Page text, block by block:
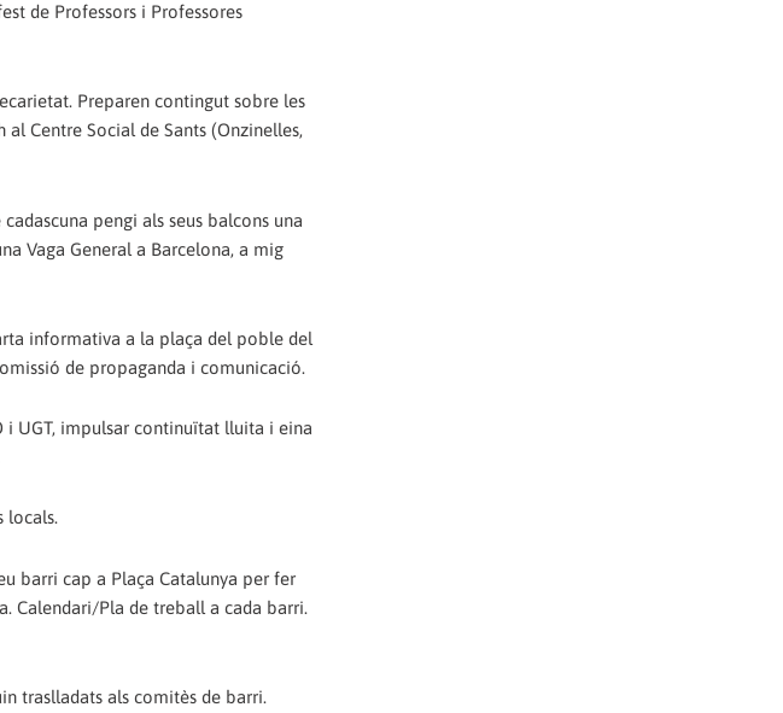
de Professors i Professores
Preparen contingut sobre les
Centre Social de Sants (Onzinelles,
pengi als seus balcons una
Vaga General a Barcelona, a mig
informativa a la plaça del poble del
de propaganda i comunicació.
i UGT, impulsar continuïtat lluita i eina
locals.
barri cap a Plaça Catalunya per fer
Calendari/Pla de treball a cada barri.
traslladats als comitès de barri.